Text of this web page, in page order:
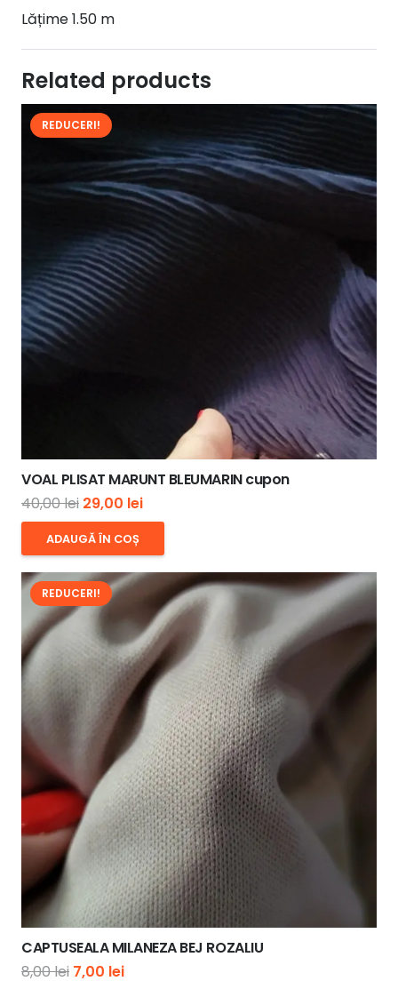
Lățime 1.50 m
Related products
REDUCERI!
VOAL PLISAT MARUNT BLEUMARIN cupon
40,00lei Prețul
inițial
a
fost:
40,00 lei.
29,00 leiPrețul
curent
este:
29,00 lei.
ADAUGĂ ÎN COȘ
REDUCERI!
CAPTUSEALA MILANEZA BEJ ROZALIU
8,00lei Prețul
7,00 leiPrețul